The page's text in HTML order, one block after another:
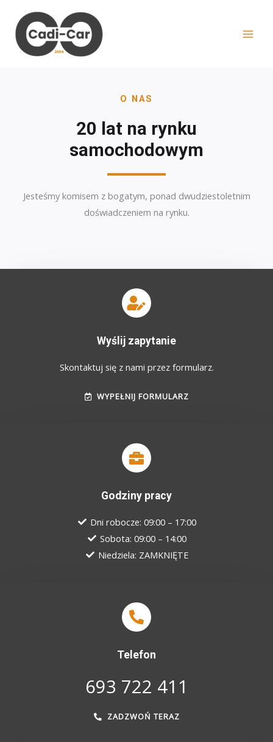
content
O NAS
20 lat na rynku
samochodowym
Jesteśmy komisem z bogatym, ponad dwudziestoletnim
doświadczeniem na rynku.
Wyślij zapytanie
Skontaktuj się z nami przez formularz.
WYPEŁNIJ FORMULARZ
Godziny pracy
Dni robocze: 09:00 – 17:00
Sobota: 09:00 – 14:00
Niedziela: ZAMKNIĘTE
Telefon
693 722 411
ZADZWOŃ TERAZ